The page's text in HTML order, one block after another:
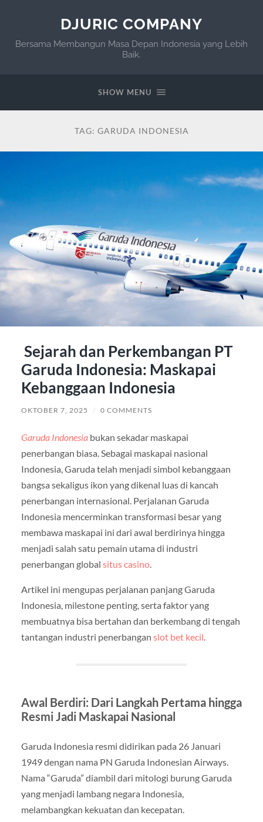
DJURIC COMPANY
Bersama Membangun Masa Depan Indonesia yang Lebih
Baik.
SHOW MENU
TAG: GARUDA INDONESIA
Sejarah dan Perkembangan PT
Garuda Indonesia: Maskapai
Kebanggaan Indonesia
OKTOBER 7, 2025 / 0 COMMENTS
Garuda Indonesia bukan sekadar maskapai
penerbangan biasa. Sebagai maskapai nasional
Indonesia, Garuda telah menjadi simbol kebanggaan
bangsa sekaligus ikon yang dikenal luas di kancah
penerbangan internasional. Perjalanan Garuda
Indonesia mencerminkan transformasi besar yang
membawa maskapai ini dari awal berdirinya hingga
menjadi salah satu pemain utama di industri
penerbangan global situs casino.
Artikel ini mengupas perjalanan panjang Garuda
Indonesia, milestone penting, serta faktor yang
membuatnya bisa bertahan dan berkembang di tengah
tantangan industri penerbangan slot bet kecil.
Awal Berdiri: Dari Langkah Pertama hingga
Resmi Jadi Maskapai Nasional
Garuda Indonesia resmi didirikan pada 26 Januari
1949 dengan nama PN Garuda Indonesian Airways.
Nama “Garuda” diambil dari mitologi burung Garuda
yang menjadi lambang negara Indonesia,
melambangkan kekuatan dan kecepatan.